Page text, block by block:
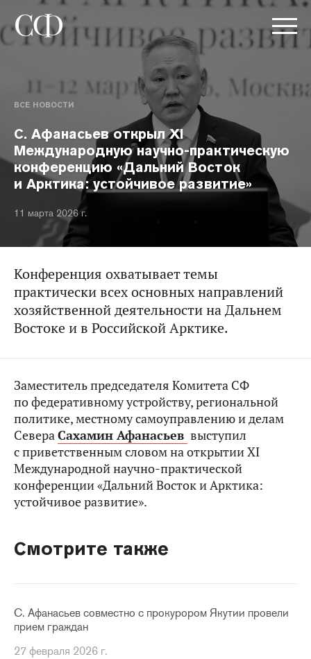
ВСЕ НОВОСТИ
С. Афанасьев открыл XI
Международную научно-практическую
конференцию «Дальний Восток
и Арктика: устойчивое развитие»
11 марта 2026 г.
Конференция охватывает темы
практически всех основных направлений
хозяйственной деятельности на Дальнем
Востоке и в Российской Арктике.
Заместитель председателя Комитета СФ
по федеративному устройству, региональной
политике, местному самоуправлению и делам
СевераСахамин Афанасьев выступил
с приветственным словом на открытии XI
Международной научно-практической
конференции «Дальний Восток и Арктика:
устойчивое развитие».
Смотрите также
С. Афанасьев совместно с прокурором Якутии провели
прием граждан
27 февраля 2026 г.